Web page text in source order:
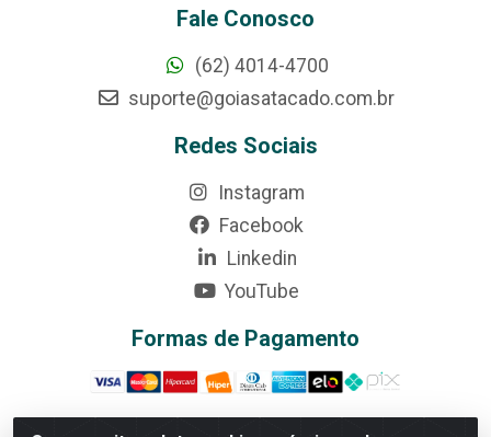
Fale Conosco
(62) 4014-4700
suporte@goiasatacado.com.br
Redes Sociais
Instagram
Facebook
Linkedin
YouTube
Formas de Pagamento